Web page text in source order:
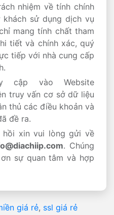
nhiệm về tính chính
sử dụng dịch vụ
mang tính chất tham
tiết và chính xác, quý
tiếp với nhà cung cấp
cập vào Website
truy vấn cơ sở dữ liệu
thủ các điều khoản và
đề ra.
xin vui lòng gửi về
. Chúng
sự quan tâm và hợp
giá rẻ, ssl giá rẻ